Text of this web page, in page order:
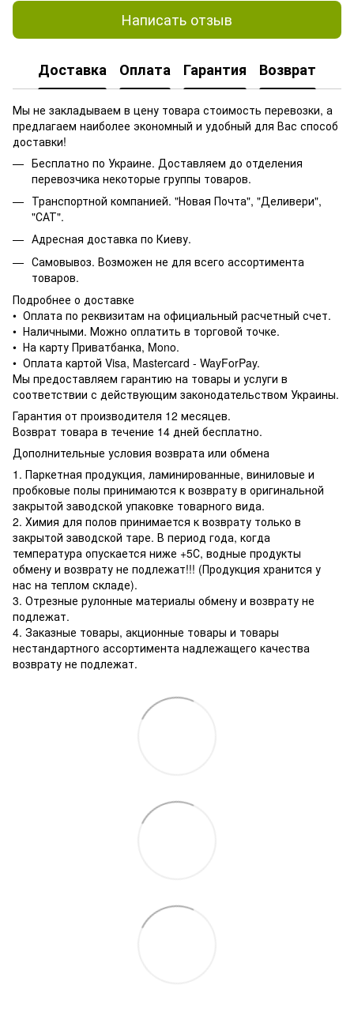
Написать отзыв
Доставка Оплата Гарантия Возврат
Мы не закладываем в цену товара стоимость перевозки, а
предлагаем наиболее экономный и удобный для Вас способ
доставки!
Бесплатно по Украине. Доставляем до отделения
перевозчика некоторые группы товаров.
Транспортной компанией. "Новая Почта", "Деливери",
"САТ".
Адресная доставка по Киеву.
Самовывоз. Возможен не для всего ассортимента
товаров.
Подробнее о доставке
• Оплата по реквизитам на официальный расчетный счет.
• Наличными. Можно оплатить в торговой точке.
• На карту Приватбанка, Mono.
• Оплата картой Visa, Mastercard - WayForPay.
Мы предоставляем гарантию на товары и услуги в
соответствии с действующим законодательством Украины.
Гарантия от производителя 12 месяцев.
Возврат товара в течение 14 дней бесплатно.
Дополнительные условия возврата или обмена
1. Паркетная продукция, ламинированные, виниловые и
пробковые полы принимаются к возврату в оригинальной
закрытой заводской упаковке товарного вида.
2. Химия для полов принимается к возврату только в
закрытой заводской таре. В период года, когда
температура опускается ниже +5С, водные продукты
обмену и возврату не подлежат!!! (Продукция хранится у
нас на теплом складе).
3. Отрезные рулонные материалы обмену и возврату не
подлежат.
4. Заказные товары, акционные товары и товары
нестандартного ассортимента надлежащего качества
возврату не подлежат.